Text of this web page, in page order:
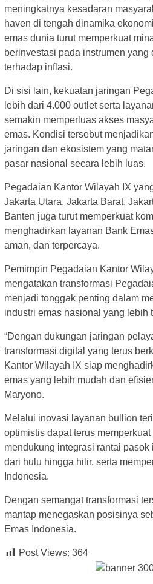
meningkatnya kesadaran
haven di tengah dinamika
emas dunia turut memperkuat
berinvestasi pada instrumen
terhadap inflasi.
Di sisi lain, kekuatan jaringan
lebih dari 4.000 outlet serta
semakin memperluas akses
emas. Kondisi tersebut
jaringan dan ekosistem yang
pasar nasional secara lebih luas.
Pegadaian Kantor Wilayah IX
Jakarta Utara, Jakarta Barat,
Banten juga turut memperkuat
menghadirkan layanan Bank
aman, dan terpercaya.
Pemimpin Pegadaian Kantor
mengatakan transformasi
menjadi tonggak penting dalam
industri emas nasional yang lebih
“Dengan dukungan jaringan
transformasi digital yang terus
Kantor Wilayah IX siap
emas yang lebih mudah dan
Maryono.
Melalui inovasi layanan bullion
optimistis dapat terus
mendukung integrasi rantai pasok
dari hulu hingga hilir, serta
Indonesia.
Dengan semangat transformasi
mantap menegaskan posisinya
Emas Indonesia.
Post Views: 364